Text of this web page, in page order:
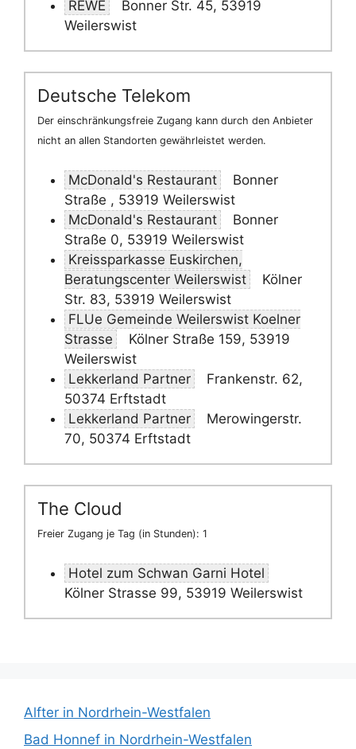
REWE
Bonner Str. 45, 53919
Weilerswist
Deutsche Telekom
Der einschränkungsfreie Zugang kann durch den Anbieter
nicht an allen Standorten gewährleistet werden.
McDonald's Restaurant
Bonner
Straße , 53919 Weilerswist
McDonald's Restaurant
Bonner
Straße 0, 53919 Weilerswist
Kreissparkasse Euskirchen,
Beratungscenter Weilerswist
Kölner
Str. 83, 53919 Weilerswist
FLUe Gemeinde Weilerswist Koelner
Strasse
Kölner Straße 159, 53919
Weilerswist
Lekkerland Partner
Frankenstr. 62,
50374 Erftstadt
Lekkerland Partner
Merowingerstr.
70, 50374 Erftstadt
The Cloud
Freier Zugang je Tag (in Stunden): 1
Hotel zum Schwan Garni Hotel
Kölner Strasse 99, 53919 Weilerswist
Alfter in Nordrhein-Westfalen
Bad Honnef in Nordrhein-Westfalen